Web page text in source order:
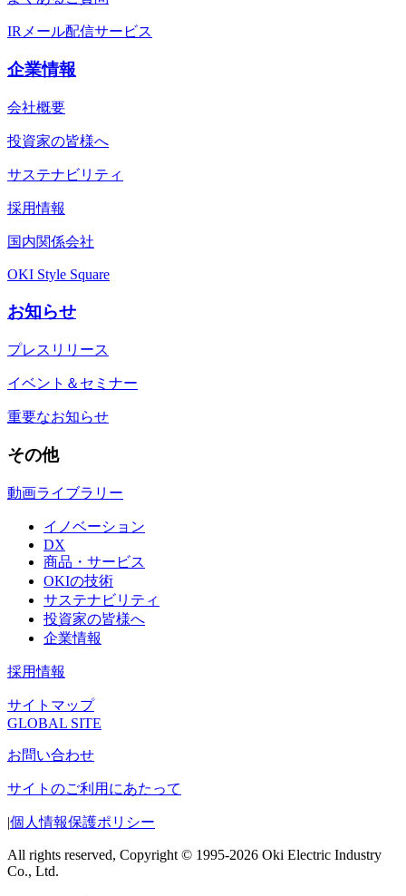
IRメール配信サービス
企業情報
会社概要
投資家の皆様へ
サステナビリティ
採用情報
国内関係会社
OKI Style Square
お知らせ
プレスリリース
イベント＆セミナー
重要なお知らせ
その他
動画ライブラリー
イノベーション
DX
商品・サービス
OKIの技術
サステナビリティ
投資家の皆様へ
企業情報
採用情報
サイトマップ
GLOBAL SITE
お問い合わせ
サイトのご利用にあたって
|個人情報保護ポリシー
All rights reserved, Copyright © 1995-2026 Oki Electric Industry
Co., Ltd.